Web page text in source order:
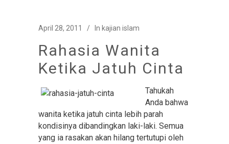
April 28, 2011 In kajian islam
Rahasia Wanita
Ketika Jatuh Cinta
Tahukah
Anda bahwa
wanita ketika jatuh cinta lebih parah
kondisinya dibandingkan laki-laki. Semua
yang ia rasakan akan hilang tertutupi oleh